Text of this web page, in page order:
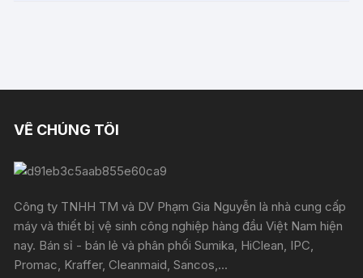
VỀ CHÚNG TÔI
Công ty TNHH TM và DV Phạm Gia Nguyễn là nhà cung cấp
máy và thiết bị vệ sinh công nghiệp hàng đầu Việt Nam hiện
nay. Bán sỉ - bán lẻ và phân phối Sumika, HiClean, IPC,
Promac, Kraffer, Cleanmaid, Sancos,...